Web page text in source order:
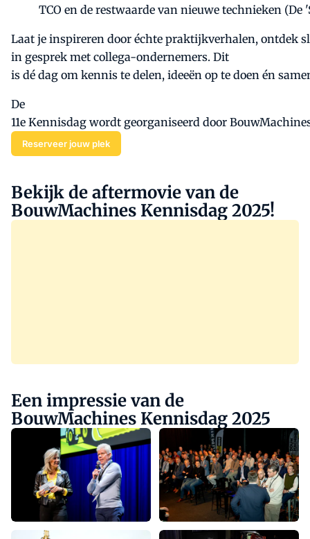
TCO en de restwaarde van nieuwe technieken
Laat je inspireren door échte praktijkverhalen, ontdek
in gesprek met collega-ondernemers. Dit
is dé dag om kennis te delen, ideeën op te doen én
De
11e Kennisdag wordt georganiseerd door
Reserveer jouw plek
Bekijk de aftermovie van de
BouwMachines Kennisdag 2025!
Een impressie van de
BouwMachines Kennisdag 2025